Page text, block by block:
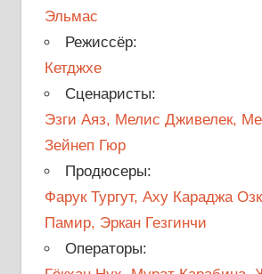
Эльмас
Режиссёр:
Кетджхе
Сценаристы:
Эзги Аяз, Мелис Дживелек,
Зейнеп Гюр
Продюсеры:
Фарук Тургут, Аху Караджа
Памир, Эркан Гезгинчи
Операторы: